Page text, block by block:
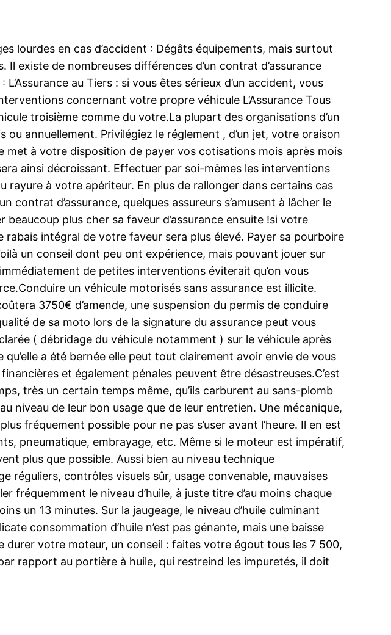
lourdes en cas d’accident : Dégâts équipements, mais surtout
existe de nombreuses différences d’un contrat d’assurance
au Tiers : si vous êtes sérieux d’un accident, vous
concernant votre propre véhicule L’Assurance Tous
troisième comme du votre.La plupart des organisations d’un
annuellement. Privilégiez le réglement , d’un jet, votre oraison
met à votre disposition de payer vos cotisations mois après mois
ainsi décroissant. Effectuer par soi-mêmes les interventions
rayure à votre apériteur. En plus de rallonger dans certains cas
d’assurance, quelques assureurs s’amusent à lâcher le
plus cher sa faveur d’assurance ensuite !si votre
rabais intégral de votre faveur sera plus élevé. Payer sa pourboire
un conseil dont peu ont expérience, mais pouvant jouer sur
de petites interventions éviterait qu’on vous
un véhicule motorisés sans assurance est illicite.
3750€ d’amende, une suspension du permis de conduire
de sa moto lors de la signature du assurance peut vous
( débridage du véhicule notamment ) sur le véhicule après
a été bernée elle peut tout clairement avoir envie de vous
et également pénales peuvent être désastreuses.C’est
très un certain temps même, qu’ils carburent au sans-plomb
niveau de leur bon usage que de leur entretien. Une mécanique,
fréquement possible pour ne pas s’user avant l’heure. Il en est
pneumatique, embrayage, etc. Même si le moteur est impératif,
plus que possible. Aussi bien au niveau technique
réguliers, contrôles visuels sûr, usage convenable, mauvaises
le niveau d’huile, à juste titre d’au moins chaque
un 13 minutes. Sur la jaugeage, le niveau d’huile culminant
consommation d’huile n’est pas génante, mais une baisse
votre moteur, un conseil : faites votre égout tous les 7 500,
rapport au portière à huile, qui restreind les impuretés, il doit